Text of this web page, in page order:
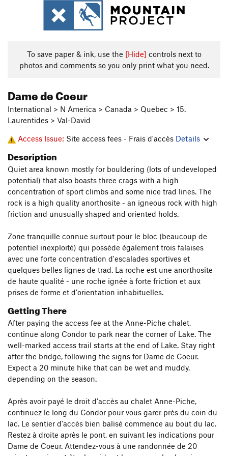
To save paper & ink, use the [Hide] controls next to
photos and comments so you only print what you need.
Dame de Coeur
International > N America > Canada > Quebec > 15.
Laurentides > Val-David
Access Issue: Site access fees - Frais d'accès Details
Description
Quiet area known mostly for bouldering (lots of undeveloped
potential) that also boasts three crags with a high
concentration of sport climbs and some nice trad lines. The
rock is a high quality anorthosite - an igneous rock with high
friction and unusually shaped and oriented holds.
Zone tranquille connue surtout pour le bloc (beaucoup de
potentiel inexploité) qui possède également trois falaises
avec une forte concentration d'escalades sportives et
quelques belles lignes de trad. La roche est une anorthosite
de haute qualité - une roche ignée à forte friction et aux
prises de forme et d'orientation inhabituelles.
Getting There
After paying the access fee at the Anne-Piche chalet,
continue along Condor to park near the corner of Lake. The
well-marked access trail starts at the end of Lake. Stay right
after the bridge, following the signs for Dame de Coeur.
Expect a 20 minute hike that can be wet and muddy,
depending on the season.
Après avoir payé le droit d'accès au chalet Anne-Piche,
continuez le long du Condor pour vous garer près du coin du
lac. Le sentier d'accès bien balisé commence au bout du lac.
Restez à droite après le pont, en suivant les indications pour
Dame de Coeur. Attendez-vous à une randonnée de 20